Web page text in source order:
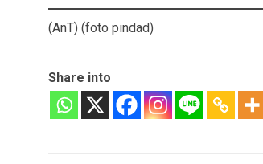
(AnT) (foto pindad)
Share into